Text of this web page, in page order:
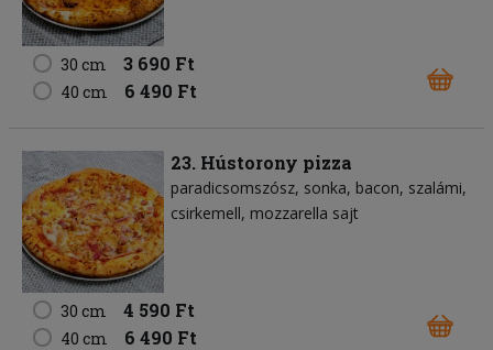
30 cm 3 690 Ft
40 cm 6 490 Ft
23. Hústorony pizza
paradicsomszósz sonka bacon szalámi
csirkemell mozzarella sajt
30 cm 4 590 Ft
40 cm 6 490 Ft